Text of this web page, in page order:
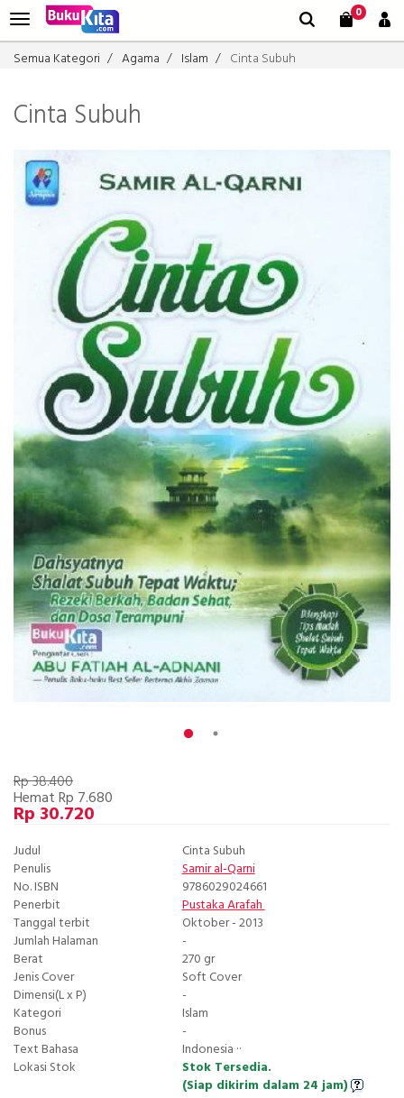
0
Semua Kategori Agama Islam Cinta Subuh
Cinta Subuh
Rp 38.400
Hemat Rp 7.680
Rp 30.720
Judul
Cinta Subuh
Penulis
Samir al-Qarni
No. ISBN
9786029024661
Penerbit
Pustaka Arafah
Tanggal terbit
Oktober - 2013
Jumlah Halaman
-
Berat
270 gr
Jenis Cover
Soft Cover
Dimensi(L x P)
-
Kategori
Islam
Bonus
-
Text Bahasa
Indonesia ··
Lokasi Stok
Stok Tersedia.
(Siap dikirim dalam 24 jam)